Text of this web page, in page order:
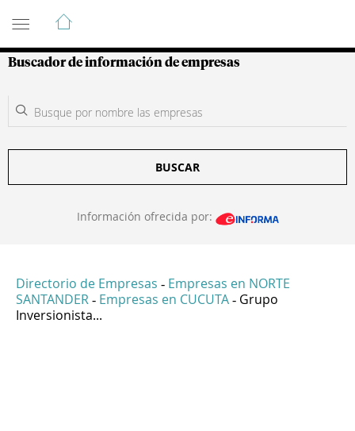
Guía de Empresas Colombianas
Buscador de información de empresas
BUSCAR
Información ofrecida por:
Directorio de Empresas - Empresas en NORTE
SANTANDER - Empresas en CUCUTA - Grupo
Inversionista...